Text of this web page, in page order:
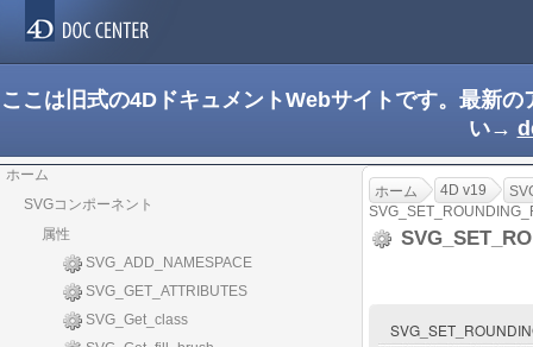
ここは旧式の4DドキュメントWebサイトです。最新
い→
ホーム
SVGコンポーネント
属性
SVG_ADD_NAMESPACE
SVG_GET_ATTRIBUTES
SVG_Get_class
ホーム 4D v19